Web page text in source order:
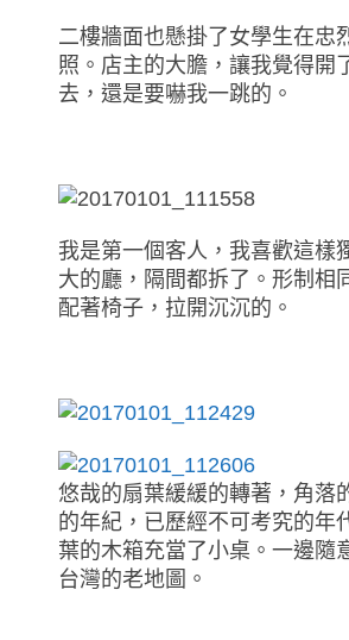
二樓牆面也懸掛了女學生在忠
照。店主的大膽，讓我覺得開
去，還是要嚇我一跳的。
我是第一個客人，我喜歡這樣
大的廳，隔間都拆了。形制相
配著椅子，拉開沉沉的。
悠哉的扇葉緩緩的轉著，角落
的年紀，已歷經不可考究的年
葉的木箱充當了小桌。一邊隨
台灣的老地圖。